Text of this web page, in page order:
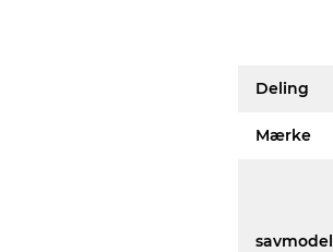
Deling
Mærke
savmodel